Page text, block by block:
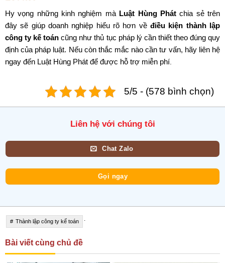
Hy vọng những kinh nghiệm mà Luật Hùng Phátchia sẻ trên
đây sẽ giúp doanh nghiệp hiểu rõ hơn vềđiều kiện thành lập
công ty kế toán cũng như thủ tục pháp lý cần thiết theo đúng quy
định của pháp luật. Nếu còn thắc mắc nào cần tư vấn, hãy liên hệ
ngay đến Luật Hùng Phát để được hỗ trợ miễn phí
5/5 - (578 bình chọn)
Liên hệ với chúng tôi
Chat Zalo
Gọi ngay
Thành lập công ty kế toán
Bài viết cùng chủ đề